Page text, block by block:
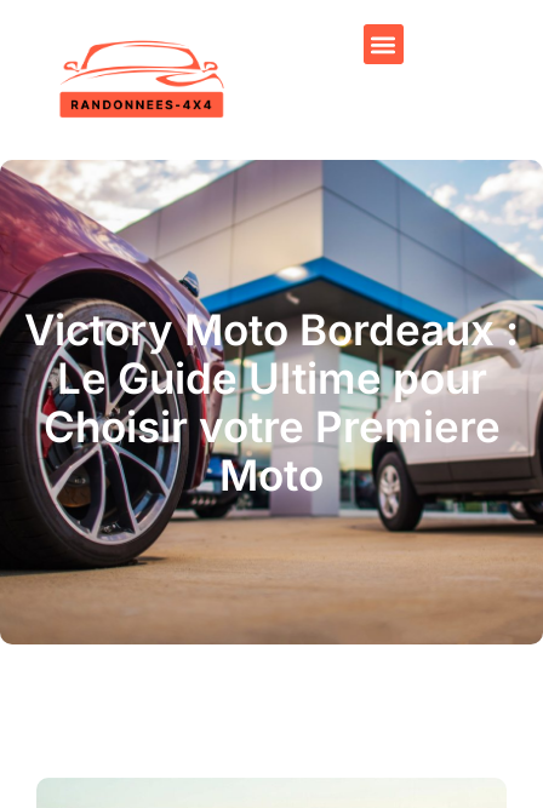
Victory Moto Bordeaux :
Le Guide Ultime pour
Choisir votre Premiere
Moto